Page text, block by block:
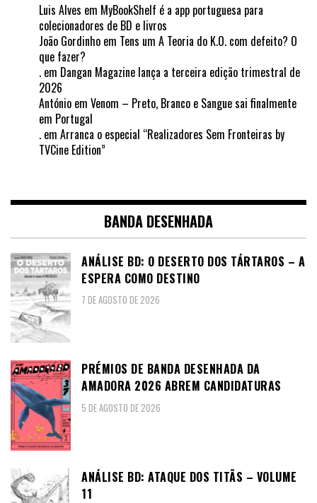
Luis Alves em MyBookShelf é a app portuguesa para
colecionadores de BD e livros
João Gordinho em Tens um A Teoria do K.O. com defeito? O
que fazer?
. em Dangan Magazine lança a terceira edição trimestral de
2026
António em Venom – Preto, Branco e Sangue sai finalmente
em Portugal
. em Arranca o especial “Realizadores Sem Fronteiras by
TVCine Edition”
BANDA DESENHADA
ANÁLISE BD: O DESERTO DOS TÁRTAROS – A
ESPERA COMO DESTINO
7 DE AGOSTO DE 2026
PRÉMIOS DE BANDA DESENHADA DA
AMADORA 2026 ABREM CANDIDATURAS
5 DE AGOSTO DE 2026
ANÁLISE BD: ATAQUE DOS TITÃS – VOLUME
11